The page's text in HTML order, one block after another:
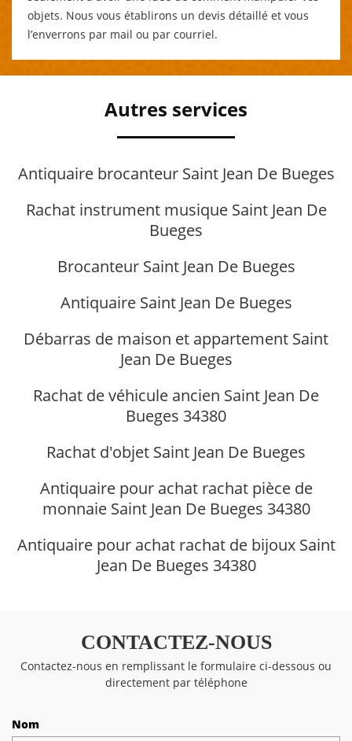
objets. Nous vous établirons un devis détaillé et vous
l’enverrons par mail ou par courriel.
Autres services
Antiquaire brocanteur Saint Jean De Bueges
Rachat instrument musique Saint Jean De
Bueges
Brocanteur Saint Jean De Bueges
Antiquaire Saint Jean De Bueges
Débarras de maison et appartement Saint
Jean De Bueges
Rachat de véhicule ancien Saint Jean De
Bueges 34380
Rachat d'objet Saint Jean De Bueges
Antiquaire pour achat rachat pièce de
monnaie Saint Jean De Bueges 34380
Antiquaire pour achat rachat de bijoux Saint
Jean De Bueges 34380
CONTACTEZ-NOUS
Contactez-nous en remplissant le formulaire ci-dessous ou
directement par téléphone
Nom